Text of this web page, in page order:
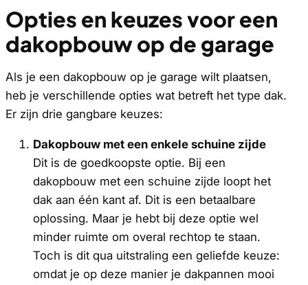
Opties en keuzes voor een
dakopbouw op de garage
Als je een dakopbouw op je garage wilt plaatsen,
heb je verschillende opties wat betreft het type dak.
Er zijn drie gangbare keuzes:
Dakopbouw met een enkele schuine zijde
Dit is de goedkoopste optie. Bij een
dakopbouw met een schuine zijde loopt het
dak aan één kant af. Dit is een betaalbare
oplossing. Maar je hebt bij deze optie wel
minder ruimte om overal rechtop te staan.
Toch is dit qua uitstraling een geliefde keuze:
omdat je op deze manier je dakpannen mooi